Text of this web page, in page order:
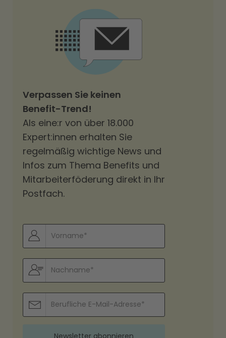
Verpassen Sie keinen
Benefit-Trend!
Als eine:r von über 18.000
Expert:innen erhalten Sie
regelmäßig wichtige News und
Infos zum Thema Benefits und
Mitarbeiterföderung direkt in Ihr
Postfach.